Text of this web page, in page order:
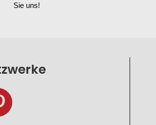
Sie uns!